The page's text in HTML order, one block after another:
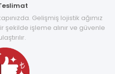
Gelişmiş lojistik ağımız
şekilde işleme alınır ve güvenle